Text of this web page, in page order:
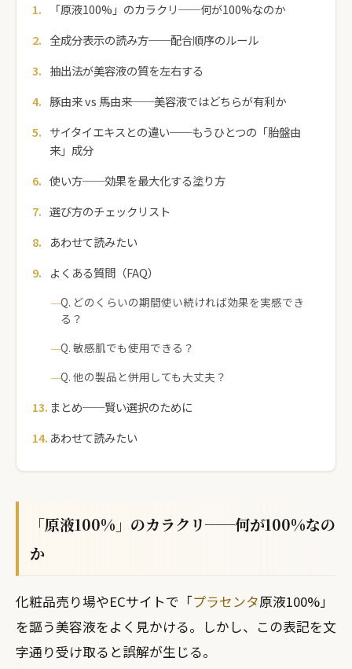
「原液100%」のカラクリ──何が100%なのか
全成分表示の読み方──配合順序のルール
抽出法が美容液の質を左右する
豚由来 vs 馬由来──美容液ではどちらが有利か
サイタイエキスとの違い──もうひとつの「胎盤由
来」成分
使い方──効果を最大化する塗り方
選び方のチェックリスト
あわせて読みたい
よくある質問（FAQ）
Q. どのくらいの期間使い続ければ効果を実感でき
る？
Q. 敏感肌でも使用できる？
Q. 他の製品と併用しても大丈夫？
まとめ──賢い選択のために
あわせて読みたい
「原液100%」のカラクリ──何が100%なの
か
化粧品売り場やECサイトで「プラセンタ原液100%」
を謳う美容液をよく見かける。しかし、この表記を文
字通り受け取ると誤解が生じる。